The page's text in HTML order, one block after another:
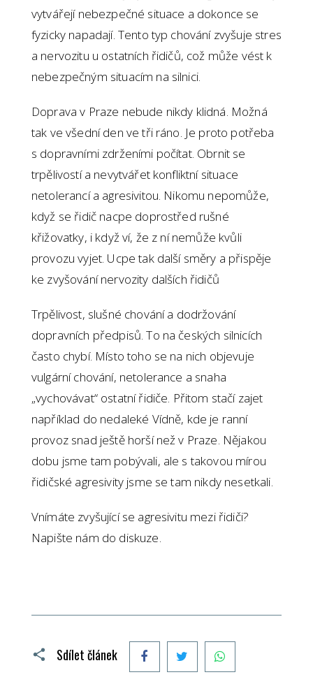
vytvářejí nebezpečné situace a dokonce se
fyzicky napadají. Tento typ chování zvyšuje stres
a nervozitu u ostatních řidičů, což může vést k
nebezpečným situacím na silnici.
Doprava v Praze nebude nikdy klidná. Možná
tak ve všední den ve tři ráno. Je proto potřeba
s dopravními zdrženími počítat. Obrnit se
trpělivostí a nevytvářet konfliktní situace
netolerancí a agresivitou. Nikomu nepomůže,
když se řidič nacpe doprostřed rušné
křižovatky, i když ví, že z ní nemůže kvůli
provozu vyjet. Ucpe tak další směry a přispěje
ke zvyšování nervozity dalších řidičů
Trpělivost, slušné chování a dodržování
dopravních předpisů. To na českých silnicích
často chybí. Místo toho se na nich objevuje
vulgární chování, netolerance a snaha
„vychovávat“ ostatní řidiče. Přitom stačí zajet
například do nedaleké Vídně, kde je ranní
provoz snad ještě horší než v Praze. Nějakou
dobu jsme tam pobývali, ale s takovou mírou
řidičské agresivity jsme se tam nikdy nesetkali.
Vnímáte zvyšující se agresivitu mezi řidiči?
Napište nám do diskuze.
Sdílet článek FacebookTwitter